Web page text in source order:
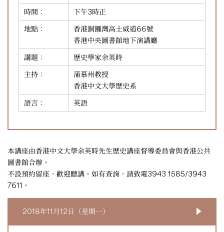
時間：
下午3時正
地點：
香港銅鑼灣高士威道66號
香港中央圖書館地下演講廳
講題：
歷史學家余英時
主持：
蒲慕州教授
香港中文大學歷史系
語言：
英語
本講座由香港中文大學余英時先生歷史講座督導委員會與香港公共
圖書館合辦。
不設預約留座，歡迎聽講。如有查詢，請致電3943 1585/3943
7611。
2018年11月12日（星期一）